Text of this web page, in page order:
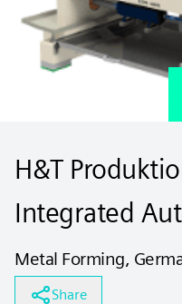
H&T
Integrated
Metal Forming,
Share